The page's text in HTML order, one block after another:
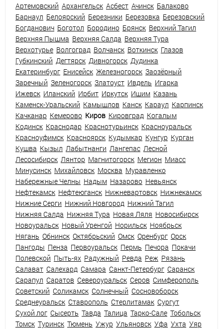
Артемовский Архангельск Асбест Ачинск Балаково
Барнаул Белоярский Березники Березовка Березовский
Богданович Боготол Бородино Брянск Верхний Тагил
Верхняя Пышма Верхняя Салда Верхняя Тура
Верхотурье Волгоград Волчанск Воткинск Глазов
Губкинский Дегтярск Дивногорск Дудинка
Екатеринбург Енисейск Железногорск Заозёрный
Заречный Зеленогорск Златоуст Ивдель Игарка
Ижевск Иланский Ирбит Иркутск Ишим Казань
Каменск-Уральский Камышлов Канск Караул Карпинск
Качканар Кемерово Киров Кировград Когалым
Кодинск Краснодар Краснотурьинск Красноуральск
Красноуфимск Красноярск Кудымкар Кунгур Курган
Кушва Кызыл Лабытнанги Лангепас Лесной
Лесосибирск Лянтор Магнитогорск Мегион Миасс
Минусинск Михайловск Москва Муравленко
Набережные Челны Надым Назарово Невьянск
Нефтекамск Нефтеюганск Нижневартовск Нижнекамск
Нижние Серги Нижний Новгород Нижний Тагил
Нижняя Салда Нижняя Тура Новая Ляля Новосибирск
Новоуральск Новый Уренгой Норильск Ноябрьск
Нягань Обнинск Октябрьский Омск Оренбург Орск
Пангоды Пенза Первоуральск Пермь Печора Покачи
Полевской Пыть-ях Радужный Ревда Реж Рязань
Салават Салехард Самара Санкт-Петербург Саранск
Сарапул Саратов Североуральск Серов Симферополь
Советский Соликамск Солнечный Сосновоборск
Среднеуральск Ставрополь Стерлитамак Сургут
Сухой лог Сысерть Тавда Талица Тарко-Сале Тобольск
Томск Туринск Тюмень Ужур Ульяновск Уфа Ухта Уяр